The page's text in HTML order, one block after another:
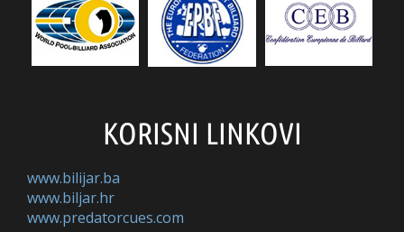
KORISNI LINKOVI
www.bilijar.ba
www.biljar.hr
www.predatorcues.com